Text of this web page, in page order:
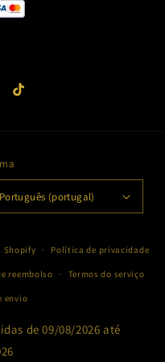
TikTok
Português (portugal)
Shopify Política de privacidade
reembolso Termos do serviço
envio
de 09/08/2026 até